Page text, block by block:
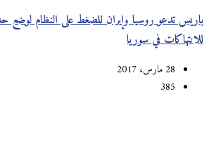
باريس تدعو روسيا وإيران للضغط على النظام لوضع حد
للانتهاكات في سوريا
28 مارس، 2017
385